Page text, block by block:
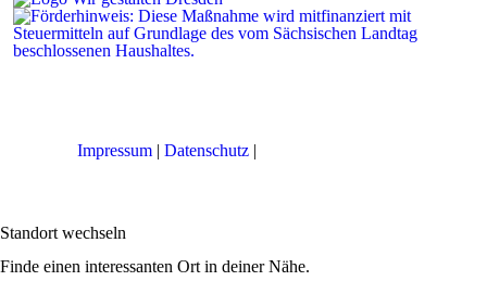
Impressum | Datenschutz |
Standort wechseln
Finde einen interessanten Ort in deiner Nähe.